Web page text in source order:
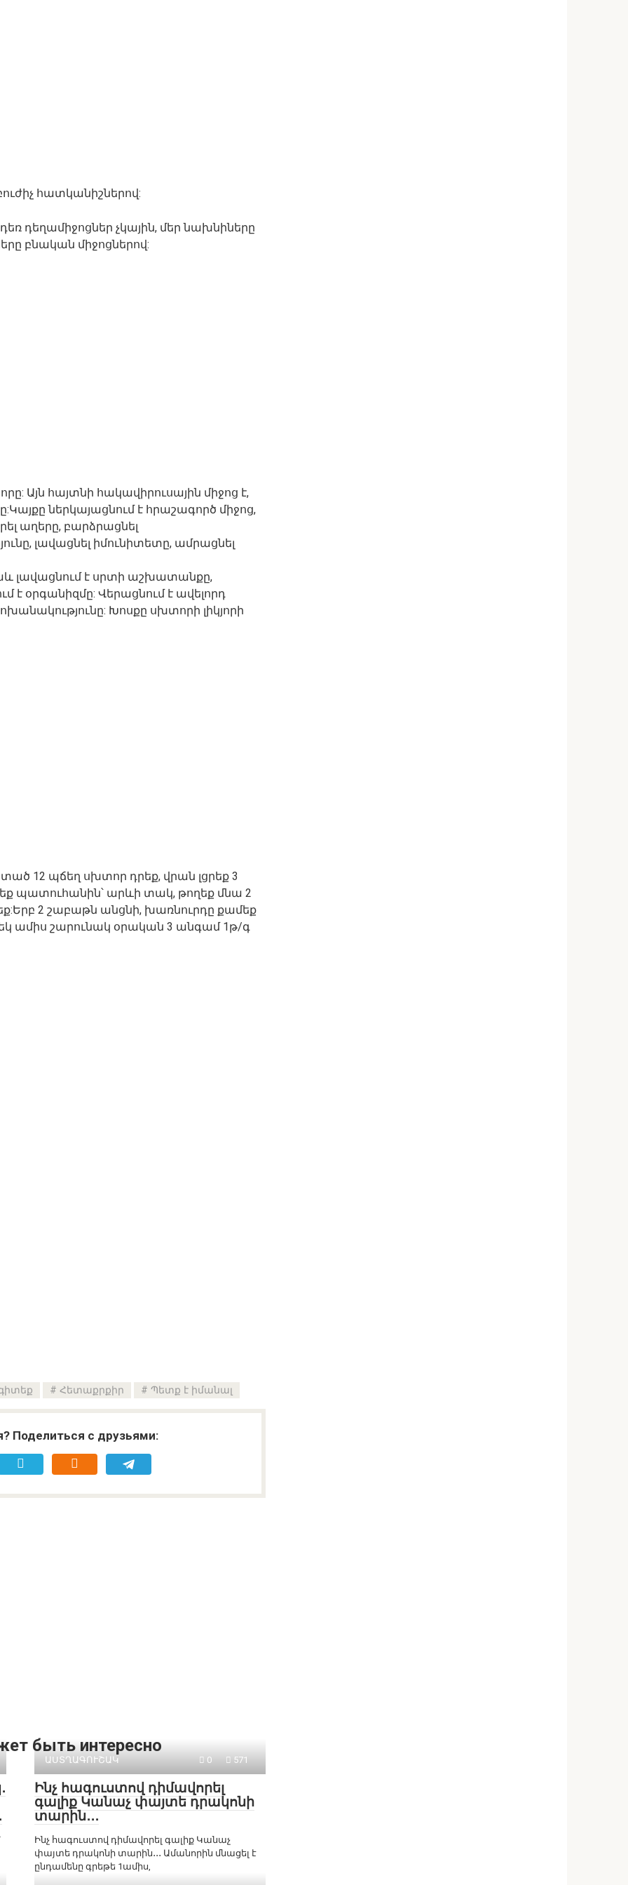
հատկանիշներով:
դեղամիջոցներ չկային, մեր նախնիները
բնական միջոցներով:
Այն հայտնի հակավիրուսային միջոց է,
ներկայացնում է հրաշագործ միջոց,
աղերը, բարձրացնել
լավացնել իմունիտետը, ամրացնել
լավացնում է սրտի աշխատանքը,
է օրգանիզմը: Վերացնում է ավելորդ
Խոսքը սխտորի լիկյորի
12 պճեղ սխտոր դրեք, վրան լցրեք 3
պատուհանին՝ արևի տակ, թողեք մնա 2
2 շաբաթն անցնի, խառնուրդը քամեք
ամիս շարունակ օրական 3 անգամ 1թ/գ
Հետաքրքիր Պետք է իմանալ
Поделиться с друзьями:
быть интересно
ԱՍՏՂԱԳՈՒՇԱԿ 0 571
Ինչ հագուստով դիմավորել
գալիք Կանաչ փայտե դրակոնի
տարին․․․
Ինչ հագուստով դիմավորել գալիք Կանաչ
փայտե դրակոնի տարին․․․ Ամանորին մնացել է
ընդամենը գրեթե 1ամիս,